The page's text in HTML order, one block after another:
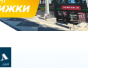
лікарні
на 272 тисячі
чоловіку, який